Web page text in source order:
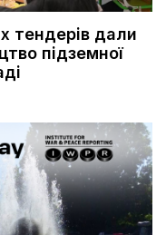
тендерів дали
підземної